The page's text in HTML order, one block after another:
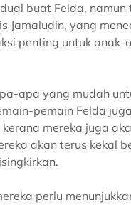
buat Felda,
Jamaludin, yang
penting untuk anak-
apa yang mudah
pemain Felda
mereka juga
akan terus kekal
perlu